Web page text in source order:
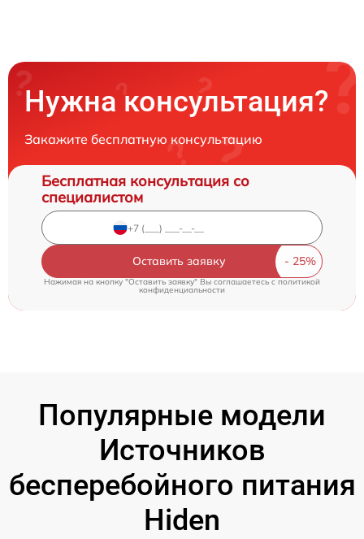
Нужна консультация?
Закажите бесплатную консультацию
Бесплатная консультация со
специалистом
Оставить заявку
Нажимая на кнопку "Оставить заявку" Вы соглашаетесь c политикой
конфиденциальности
Популярные модели
Источников
бесперебойного питания
Hiden